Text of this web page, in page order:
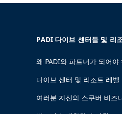
PADI 다이브 센터들 및 리
왜 PADI와 파트너가 되어야
다이브 센터 및 리조트 레벨
여러분 자신의 스쿠버 비즈